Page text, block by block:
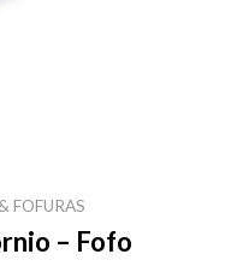
FOFURAS
– Fofo